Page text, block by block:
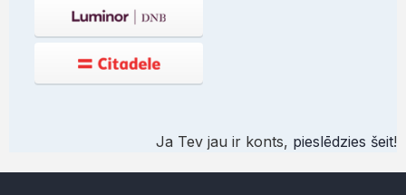
Ja Tev jau ir konts, pieslēdzies šeit!